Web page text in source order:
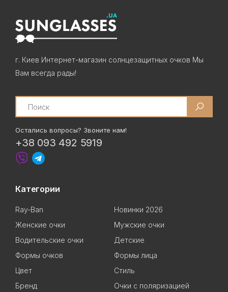
г. Киев Интернет-магазин солнцезащитных очков Мы
Вам всегда рады!
Search
Остались вопросы? Звоните нам!
+38 093 492 5919
Категории
Ray-Ban
Новинки 2026
Женские очки
Мужские очки
Водительские очки
Детские
Формы очков
Формы лица
Цвет
Стиль
Бренд
Очки с поляризацией